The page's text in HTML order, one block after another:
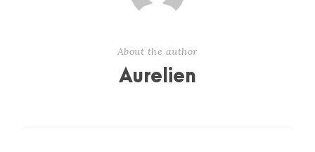
About the author
Aurelien